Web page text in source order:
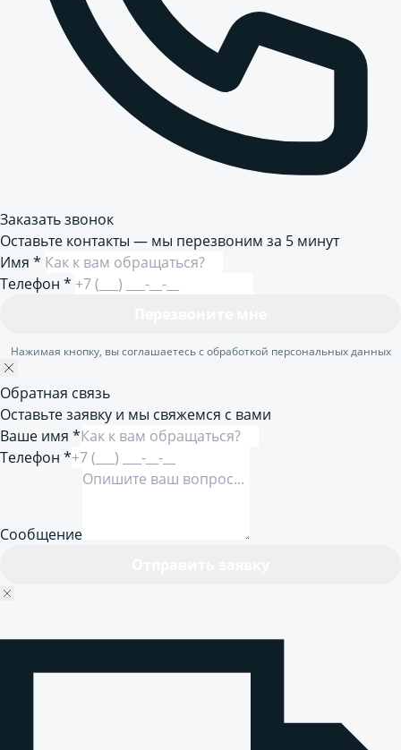
Заказать звонок
Оставьте контакты — мы перезвоним за 5 минут
Имя *
Телефон *
Нажимая кнопку, вы соглашаетесь с обработкой персональных данных
Обратная связь
Оставьте заявку и мы свяжемся с вами
Ваше имя *
Телефон *
Сообщение